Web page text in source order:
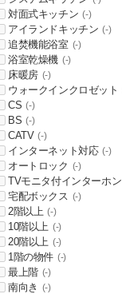
対面式キッチン (-)
アイランドキッチン (-)
追焚機能浴室 (-)
浴室乾燥機 (-)
床暖房 (-)
ウォークインクロゼット
CS (-)
BS (-)
CATV (-)
インターネット対応 (-)
オートロック (-)
TVモニタ付インターホン
宅配ボックス (-)
2階以上 (-)
10階以上 (-)
20階以上 (-)
1階の物件 (-)
最上階 (-)
南向き (-)